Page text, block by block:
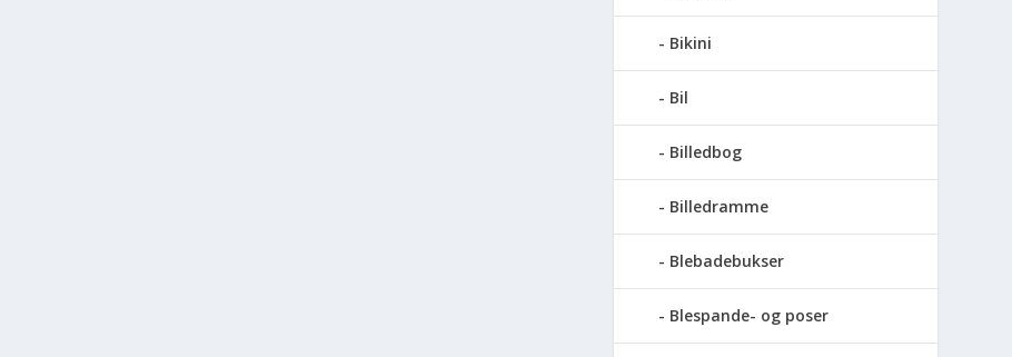
Bikini
Bil
Billedbog
Billedramme
Blebadebukser
Blespande- og poser